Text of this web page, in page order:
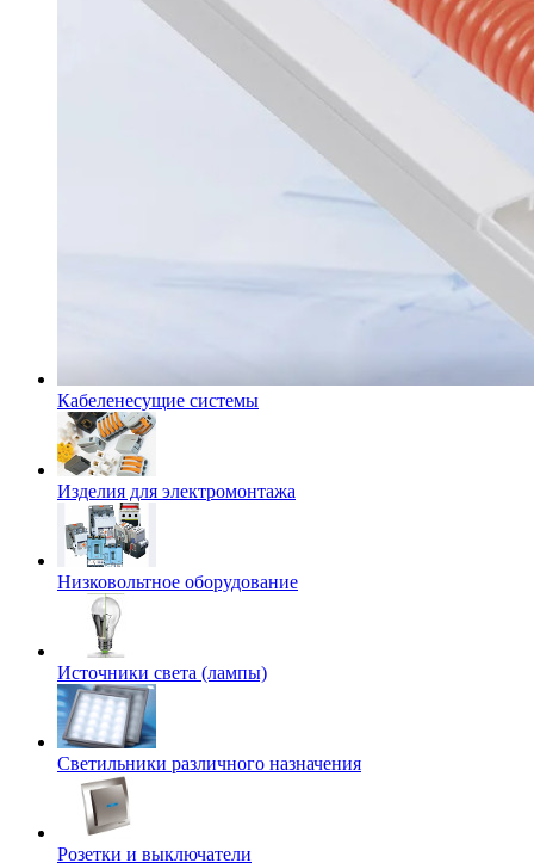
Кабеленесущие системы
Изделия для электромонтажа
Низковольтное оборудование
Источники света (лампы)
Светильники различного назначения
Розетки и выключатели